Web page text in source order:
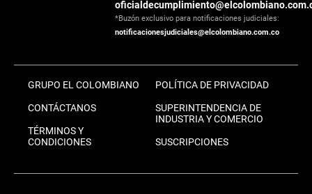
*Buzón exclusivo para notificaciones judiciales:
notificacionesjudiciales@elcolombiano.com.co
GRUPO EL COLOMBIANO
CONTÁCTANOS
TÉRMINOS Y
CONDICIONES
POLÍTICA DE PRIVACIDAD
SUPERINTENDENCIA DE
INDUSTRIA Y COMERCIO
SUSCRIPCIONES